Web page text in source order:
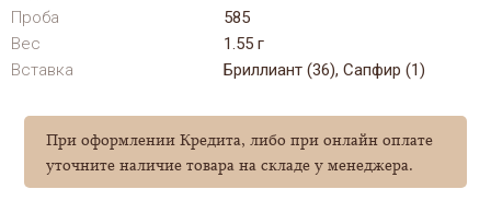
Проба
585
Вес
1.55 г
Вставка
Бриллиант (36), Сапфир (1)
При оформлении Кредита, либо при онлайн оплате
уточните наличие товара на складе у менеджера.